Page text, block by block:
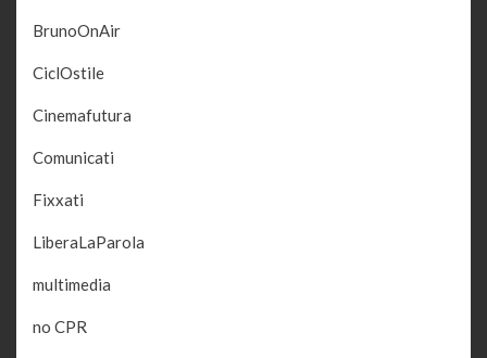
BrunoOnAir
CiclOstile
Cinemafutura
Comunicati
Fixxati
LiberaLaParola
multimedia
no CPR